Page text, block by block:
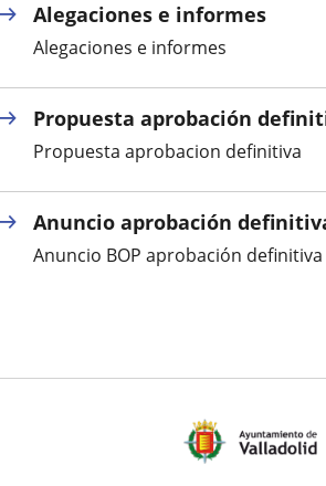
Alegaciones e informes
Alegaciones e informes
Propuesta aprobación
Propuesta aprobacion definitiva
Anuncio aprobación
Anuncio BOP aprobación definitiva